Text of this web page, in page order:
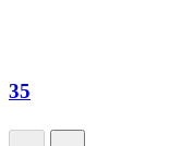
35